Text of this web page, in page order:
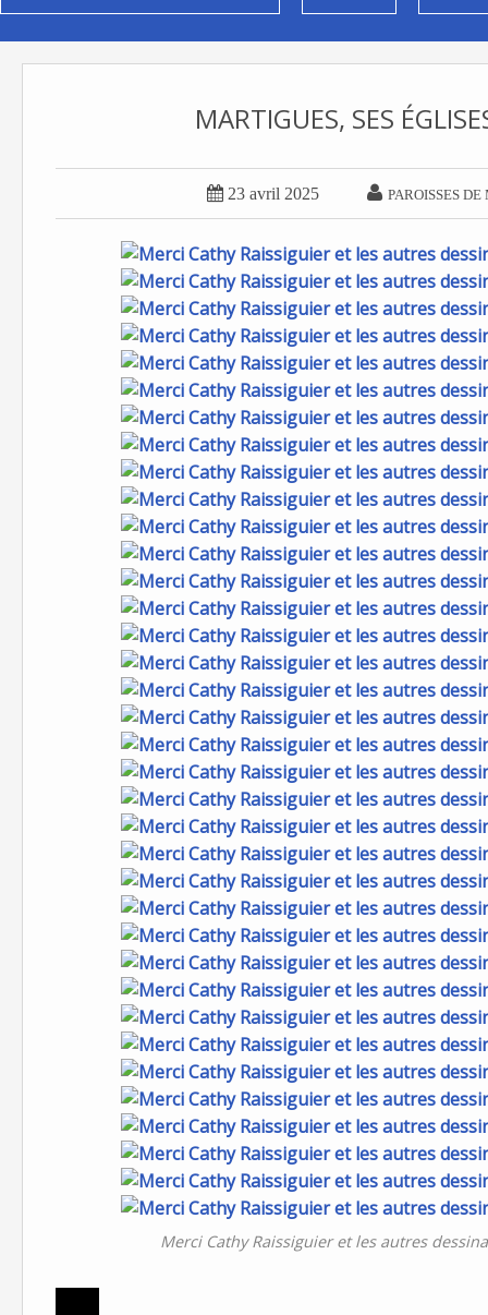
MARTIGUES, SES
 23 avril 2025  PAROISSES
Merci Cathy Raissiguier et les autres